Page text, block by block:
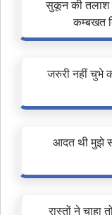
सुकून की तलाश
कम्बखत
जरुरी नहीं चुभे
आदत थी मुझे
रास्तों ने चाहा